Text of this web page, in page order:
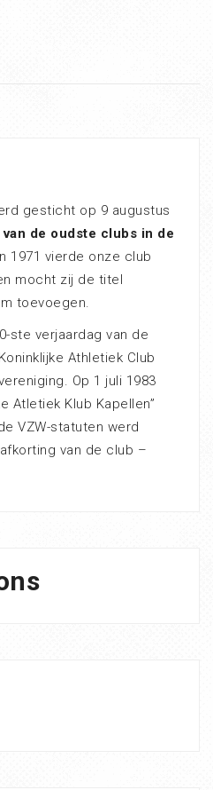
gesticht op 9 augustus
van de oudste clubs in de
1971 vierde onze club
mocht zij de titel
toevoegen.
ste verjaardag van de
Athletiek Club
Op 1 juli 1983
Atletiek Klub Kapellen”
VZW-statuten werd
van de club –